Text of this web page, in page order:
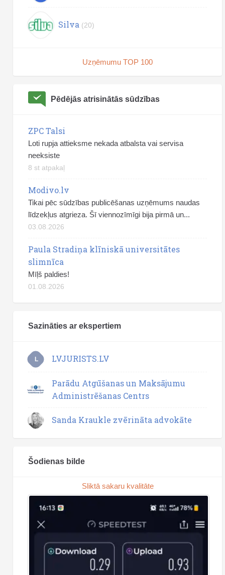
Silva (20)
Uzņēmumu TOP 100
Pēdējās atrisinātās sūdzības
ZPC Talsi
Loti rupja attieksme nekada atbalsta vai servisa
neeksiste
8 st atpakaļ
Modivo.lv
Tikai pēc sūdzības publicēšanas uzņēmums naudas
līdzekļus atgrieza. Šī viennozīmīgi bija pirmā un...
03.08.2026
Paula Stradiņa klīniskā universitātes
slimnīca
Mīļš paldies!
01.08.2026
Sazināties ar ekspertiem
L LVJURISTS.LV
Parādu Atgūšanas un Maksājumu
Administrēšanas Centrs
Sanda Kraukle zvērināta advokāte
Šodienas bilde
Sliktā sakaru kvalitāte